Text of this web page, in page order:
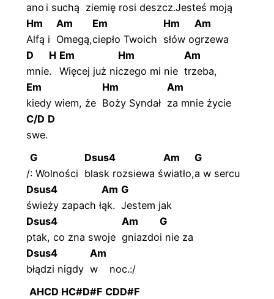
ano i suchą ziemię rosi deszcz.Jesteś moją
Hm
Alfą i
Am
Omegą,
Em
ciepło Twoich
Hm
słówo
Am
grzewa
D
mnie
H
.
Em
Więcej już ni
Hm
czego mi nie
Am
trzeba,
Em
kiedy wiem, że
Hm
Boży Syndał
Am
za mnie życie
C/D
swe.
D
/
G
: Wolności
Dsus4
blask rozsiewa ś
Am
wiatło,
G
a w sercu
Dsus4
świeży zapach ł
Am
ąk.
G
Jestem jak
Dsus4
ptak, co zna swoje
Am
gniazdo
G
i nie za
Dsus4
błądzi nigdy
Am
w
noc.:/
AHCD HC#D#F CDD#F